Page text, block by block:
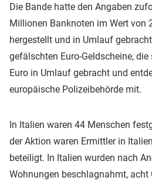
Die Bande hatte den Angaben
Millionen Banknoten im Wert von
hergestellt und in Umlauf
gefälschten Euro-Geldscheine,
Euro in Umlauf gebracht und
europäische Polizeibehörde mit.
In Italien waren 44 Menschen
der Aktion waren Ermittler in
beteiligt. In Italien wurden nach
Wohnungen beschlagnahmt, acht